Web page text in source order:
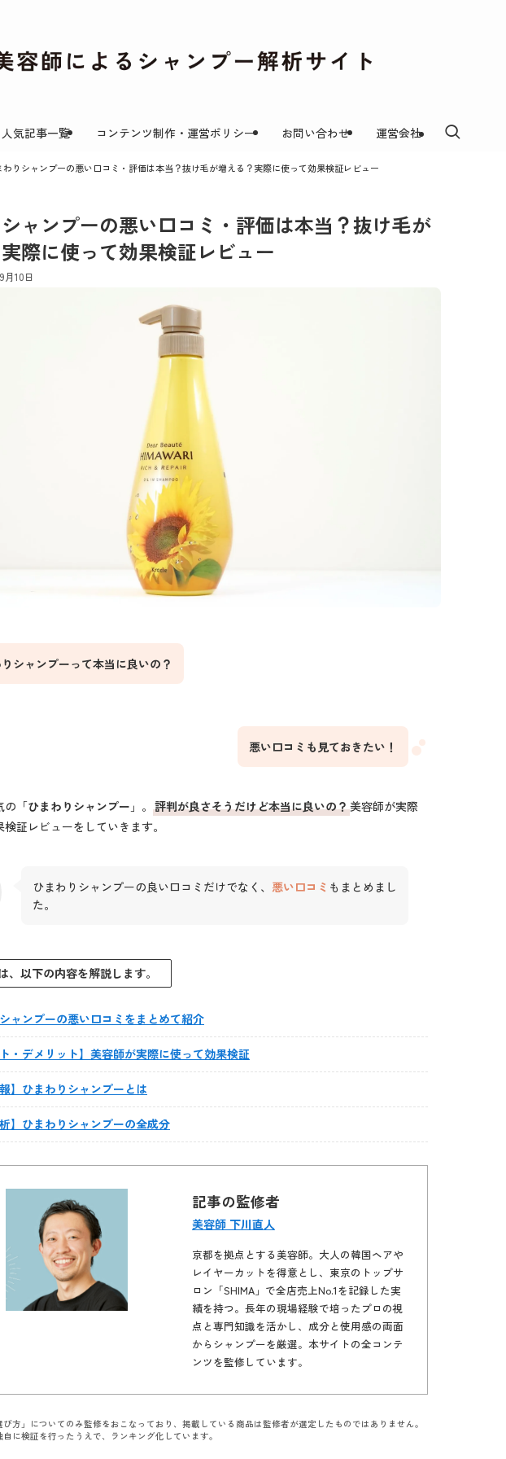
人気記事一覧 コンテンツ制作・運営ポリシー お問い合わせ 運営会社
わりシャンプーの悪い口コミ・評価は本当？抜け毛が増える？実際に使って効果検証レビュー
ャンプーの悪い口コミ・評価は本当？抜け毛が
際に使って効果検証レビュー
月10日
シャンプーって本当に良いの？
悪い口コミも見ておきたい！
の「ひまわり シャンプー 」。 評判が良さそうだけど本当に良いの？美容師が実際
証レビューをしていきます。
ひまわりシャンプーの良い口コミだけでなく、 悪い口コミ もまとめまし
た。
、以下の内容を解説します。
ャンプーの悪い口コミをまとめて紹介
・デメリット】美容師が実際に使って効果検証
】ひまわりシャンプーとは
】 ひまわりシャンプーの全成分
記事の監修者
美容師 下川直人
京都を拠点とする美容師。大人の韓国ヘアや
レイヤーカットを得意とし、東京のトップサ
ロン「SHIMA」で全店売上No.1を記録した実
績を持つ。長年の現場経験で培ったプロの視
点と専門知識を活かし、成分と使用感の両面
からシャンプーを厳選。本サイトの全コンテ
ンツを監修しています。
方」についてのみ監修をおこなっており、掲載している商品は監修者が選定したものではありません。
に検証を行ったうえで、ランキング化しています。